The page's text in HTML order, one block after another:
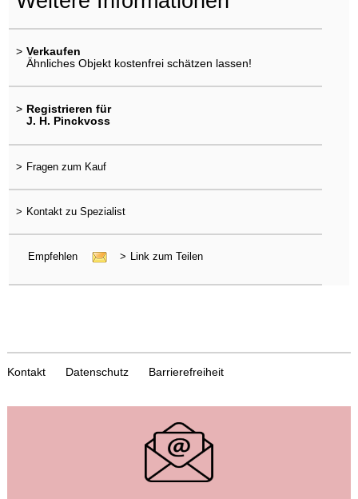
> Verkaufen
Ähnliches Objekt kostenfrei schätzen lassen!
> Registrieren für
J. H. Pinckvoss
> Fragen zum Kauf
> Kontakt zu Spezialist
Empfehlen > Link zum Teilen
Kontakt Datenschutz Barrierefreiheit